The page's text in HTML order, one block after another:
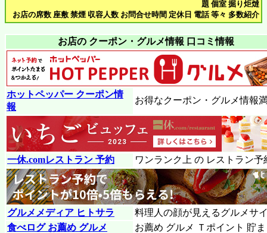
題 個室 掘り炬燵
お店の席数 座敷 禁煙 収容人数 お問合せ時間 定休日 電話 等々 多数紹介
お店の クーポン・グルメ情報 口コミ情報
ホットペッパー クーポン情
報
お得なクーポン・グルメ情報
一休.comレストラン 予約 ワンランク上 の レストラン予
グルメメディア ヒトサラ
料理人の顔が見えるグルメサ
食べログ お薦め グルメ
お薦め グルメ Ｔポイント 貯